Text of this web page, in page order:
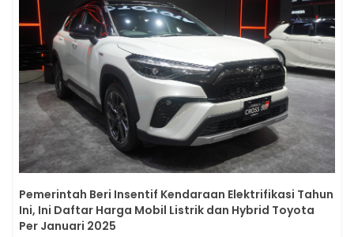
Pemerintah Beri Insentif Kendaraan Elektrifikasi Tahun
Ini, Ini Daftar Harga Mobil Listrik dan Hybrid Toyota
Per Januari 2025